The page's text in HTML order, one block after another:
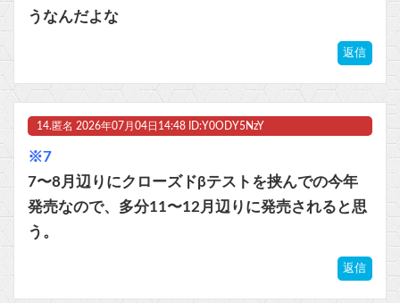
うなんだよな
返信
14. 匿名 2026年07月04日14:48 ID:Y0ODY5NzY
※7
7〜8月辺りにクローズドβテストを挟んでの今年
発売なので、多分11〜12月辺りに発売されると思
う。
返信